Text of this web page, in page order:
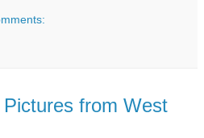
from West